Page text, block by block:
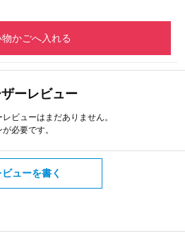
物かごへ入れる
ーレビュー
ビューはまだありません。
が必要です。
ビューを書く